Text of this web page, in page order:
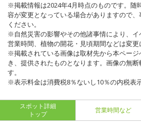
※掲載情報は2024年4月時点のものです。随
容が変更となっている場合がありますので
ください。
※自然災害の影響やその他諸事情により、
営業時間、植物の開花・見頃期間などは変更
※掲載されている画像は取材先から本ペー
き、提供されたものとなります。画像の無
す。
※表示料金は消費税8％ないし10％の内税表示
スポット詳細
トップ
営業時間など